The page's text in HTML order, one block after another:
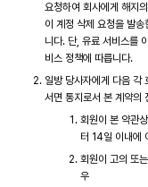
요청하여 회사에게 해지
이 계정 삭제 요청을 발
니다. 단, 유료 서비스를
비스 정책에 따릅니다.
일방 당사자에게 다음 각
서면 통지로서 본 계약의
회원이 본 약관
터 14일 이내에
회원이 고의 또
우